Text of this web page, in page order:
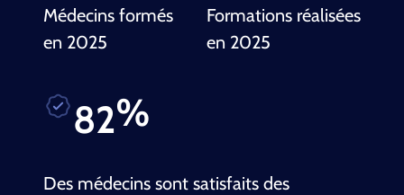
Médecins formés
en 2025
Formations réalisées
en 2025
88%
Des médecins sont satisfaits des